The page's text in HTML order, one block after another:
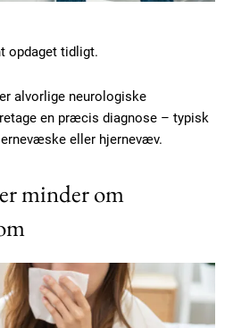
tortor
opdaget tidligt.
alvorlige neurologiske
en præcis diagnose – typisk
eller hjernevæv.
minder om